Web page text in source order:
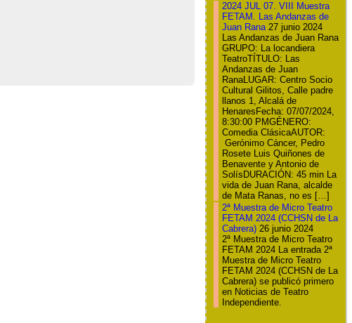
2024 JUL 07. VIII Muestra
FETAM. Las Andanzas de
Juan Rana 27 junio 2024
Las Andanzas de Juan Rana
GRUPO: La locandiera
TeatroTÍTULO: Las
Andanzas de Juan
RanaLUGAR: Centro Socio
Cultural Gilitos, Calle padre
llanos 1, Alcalá de
HenaresFecha: 07/07/2024,
8:30:00 PMGÉNERO:
Comedia ClásicaAUTOR:
Gerónimo Cáncer, Pedro
Rosete Luis Quiñones de
Benavente y Antonio de
SolísDURACIÓN: 45 min La
vida de Juan Rana, alcalde
de Mata Ranas, no es […]
2ª Muestra de Micro Teatro
FETAM 2024 (CCHSN de La
Cabrera) 26 junio 2024
2ª Muestra de Micro Teatro
FETAM 2024 La entrada 2ª
Muestra de Micro Teatro
FETAM 2024 (CCHSN de La
Cabrera) se publicó primero
en Noticias de Teatro
Independiente.